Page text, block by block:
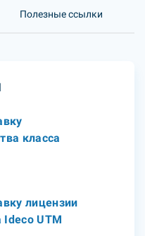
Полезные ссылки
класса
лицензии
UTM